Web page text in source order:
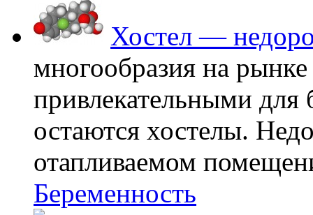
Хостел —
многообразия на
привлекательными
остаются хостелы.
отапливаемом
Беременность